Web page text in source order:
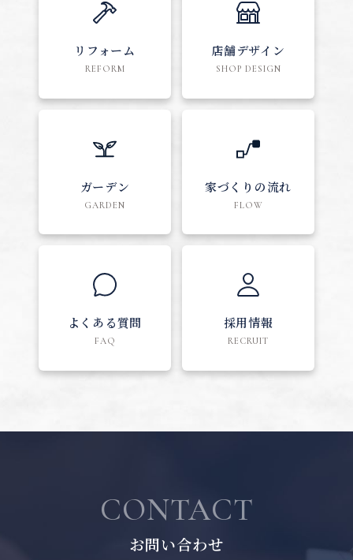
リフォーム
REFORM
店舗デザイン
SHOP DESIGN
ガーデン
GARDEN
家づくりの流れ
FLOW
よくある質問
FAQ
採用情報
RECRUIT
CONTACT
お問い合わせ